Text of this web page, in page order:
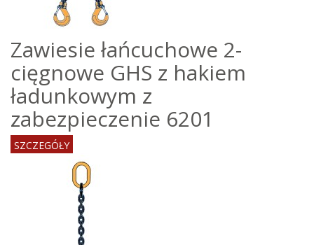
Zawiesie łańcuchowe 2-
cięgnowe GHS z hakiem
ładunkowym z
zabezpieczenie 6201
SZCZEGÓŁY